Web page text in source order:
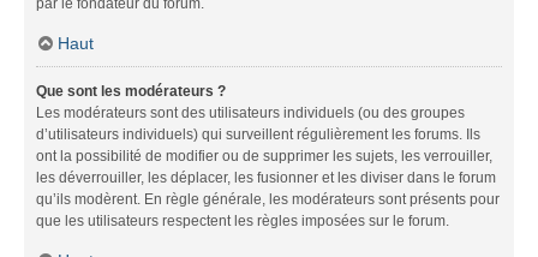
par le fondateur du forum.
Haut
Que sont les modérateurs ?
Les modérateurs sont des utilisateurs individuels (ou des groupes
d’utilisateurs individuels) qui surveillent régulièrement les forums. Ils
ont la possibilité de modifier ou de supprimer les sujets, les verrouiller,
les déverrouiller, les déplacer, les fusionner et les diviser dans le forum
qu’ils modèrent. En règle générale, les modérateurs sont présents pour
que les utilisateurs respectent les règles imposées sur le forum.